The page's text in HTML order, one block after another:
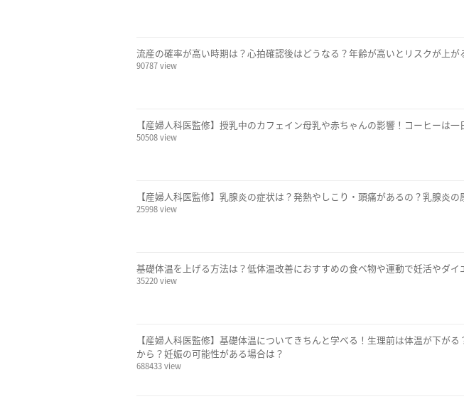
流産の確率が高い時期は？心拍確認後はどうなる？年齢が高いとリスクが上が
90787 view
【産婦人科医監修】授乳中のカフェイン母乳や赤ちゃんの影響！コーヒーは一
50508 view
【産婦人科医監修】乳腺炎の症状は？発熱やしこり・頭痛があるの？乳腺炎
25998 view
基礎体温を上げる方法は？低体温改善におすすめの食ベ物や運動で妊活やダイ
35220 view
【産婦人科医監修】基礎体温についてきちんと学べる！生理前は体温が下がる
から？妊娠の可能性がある場合は？
688433 view